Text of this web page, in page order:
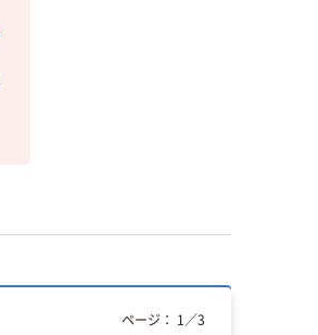
ページ： 1 ／3